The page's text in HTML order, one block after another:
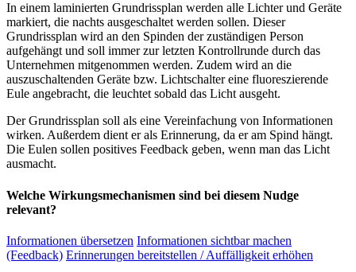
In einem laminierten Grundrissplan werden alle Lichter und Geräte
markiert, die nachts ausgeschaltet werden sollen. Dieser
Grundrissplan wird an den Spinden der zuständigen Person
aufgehängt und soll immer zur letzten Kontrollrunde durch das
Unternehmen mitgenommen werden. Zudem wird an die
auszuschaltenden Geräte bzw. Lichtschalter eine fluoreszierende
Eule angebracht, die leuchtet sobald das Licht ausgeht.
Der Grundrissplan soll als eine Vereinfachung von Informationen
wirken. Außerdem dient er als Erinnerung, da er am Spind hängt.
Die Eulen sollen positives Feedback geben, wenn man das Licht
ausmacht.
Welche Wirkungsmechanismen sind bei diesem Nudge
relevant?
Informationen übersetzen Informationen sichtbar machen
(Feedback) Erinnerungen bereitstellen / Auffälligkeit erhöhen